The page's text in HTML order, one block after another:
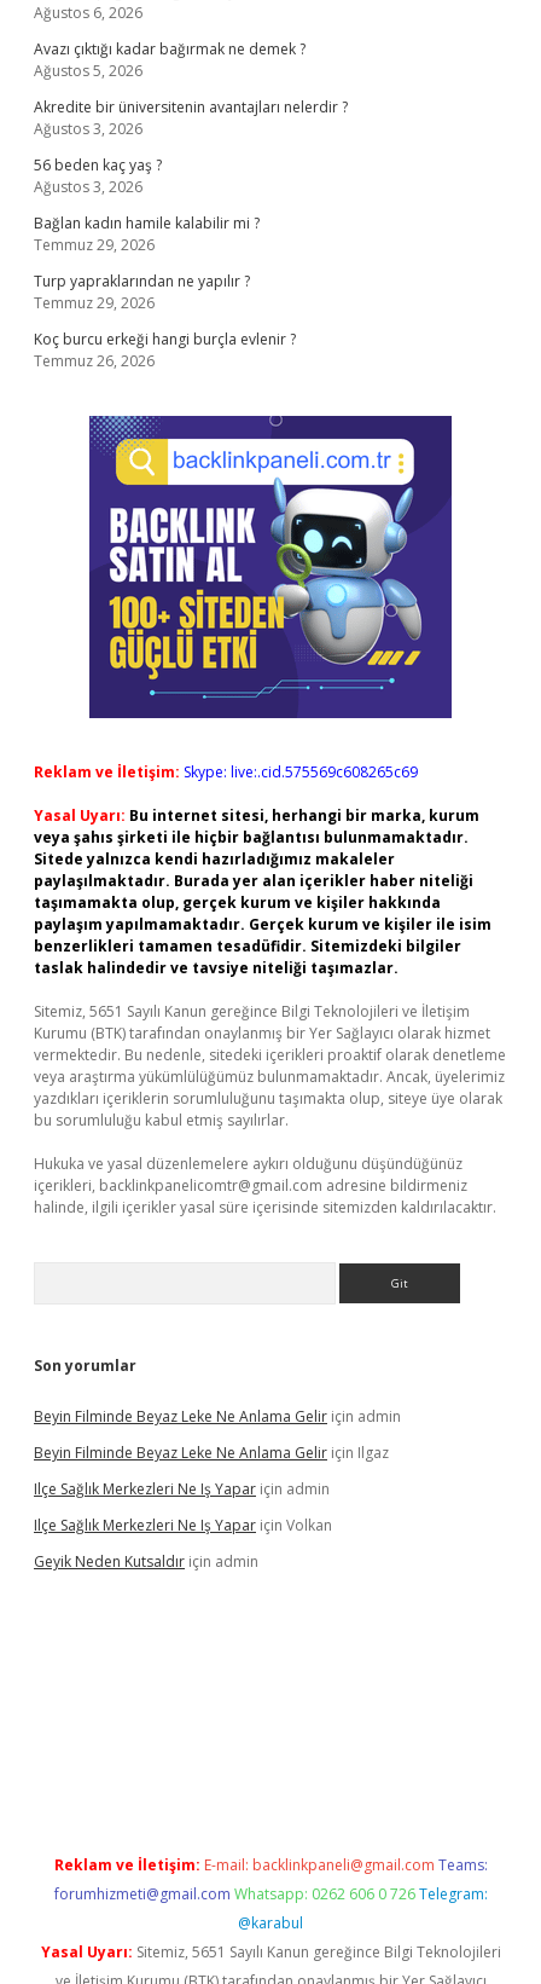
Ağustos 6, 2026
Avazı çıktığı kadar bağırmak ne demek ?
Ağustos 5, 2026
Akredite bir üniversitenin avantajları nelerdir ?
Ağustos 3, 2026
56 beden kaç yaş ?
Ağustos 3, 2026
Bağlan kadın hamile kalabilir mi ?
Temmuz 29, 2026
Turp yapraklarından ne yapılır ?
Temmuz 29, 2026
Koç burcu erkeği hangi burçla evlenir ?
Temmuz 26, 2026
Reklam ve İletişim: Skype: live:.cid.575569c608265c69
Yasal Uyarı: Bu internet sitesi, herhangi bir marka, kurum
veya şahıs şirketi ile hiçbir bağlantısı bulunmamaktadır.
Sitede yalnızca kendi hazırladığımız makaleler
paylaşılmaktadır. Burada yer alan içerikler haber niteliği
taşımamakta olup, gerçek kurum ve kişiler hakkında
paylaşım yapılmamaktadır. Gerçek kurum ve kişiler ile isim
benzerlikleri tamamen tesadüfidir. Sitemizdeki bilgiler
taslak halindedir ve tavsiye niteliği taşımazlar.
Sitemiz, 5651 Sayılı Kanun gereğince Bilgi Teknolojileri ve İletişim
Kurumu (BTK) tarafından onaylanmış bir Yer Sağlayıcı olarak hizmet
vermektedir. Bu nedenle, sitedeki içerikleri proaktif olarak denetleme
veya araştırma yükümlülüğümüz bulunmamaktadır. Ancak, üyelerimiz
yazdıkları içeriklerin sorumluluğunu taşımakta olup, siteye üye olarak
bu sorumluluğu kabul etmiş sayılırlar.
Hukuka ve yasal düzenlemelere aykırı olduğunu düşündüğünüz
içerikleri, backlinkpanelicomtr@gmail.com adresine bildirmeniz
halinde, ilgili içerikler yasal süre içerisinde sitemizden kaldırılacaktır.
Son yorumlar
Beyin Filminde Beyaz Leke Ne Anlama Gelir için admin
Beyin Filminde Beyaz Leke Ne Anlama Gelir için Ilgaz
Ilçe Sağlık Merkezleri Ne Iş Yapar için admin
Ilçe Sağlık Merkezleri Ne Iş Yapar için Volkan
Geyik Neden Kutsaldır için admin
Reklam ve İletişim: E-mail: backlinkpaneli@gmail.com Teams:
forumhizmeti@gmail.com Whatsapp: 0262 606 0 726 Telegram:
@karabul
Yasal Uyarı: Sitemiz, 5651 Sayılı Kanun gereğince Bilgi Teknolojileri